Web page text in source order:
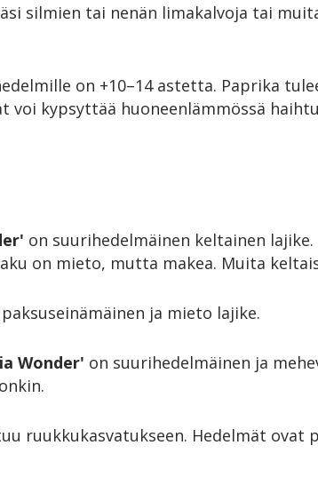
silmien tai nenän limakalvoja tai
on +10–14 astetta. Paprika
voi kypsyttää huoneenlämmössä
on suurihedelmäinen keltainen
on mieto, mutta makea. Muita
ja mieto lajike.
Wonder' on suurihedelmäinen ja
ruukkukasvatukseen. Hedelmät ovat